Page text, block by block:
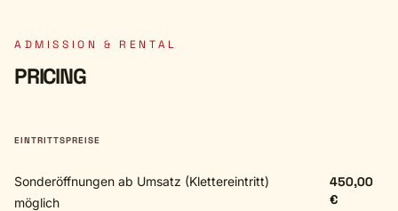
ADMISSION & RENTAL
PRICING
EINTRITTSPREISE
Sonderöffnungen ab Umsatz (Klettereintritt)
möglich
450,00
€